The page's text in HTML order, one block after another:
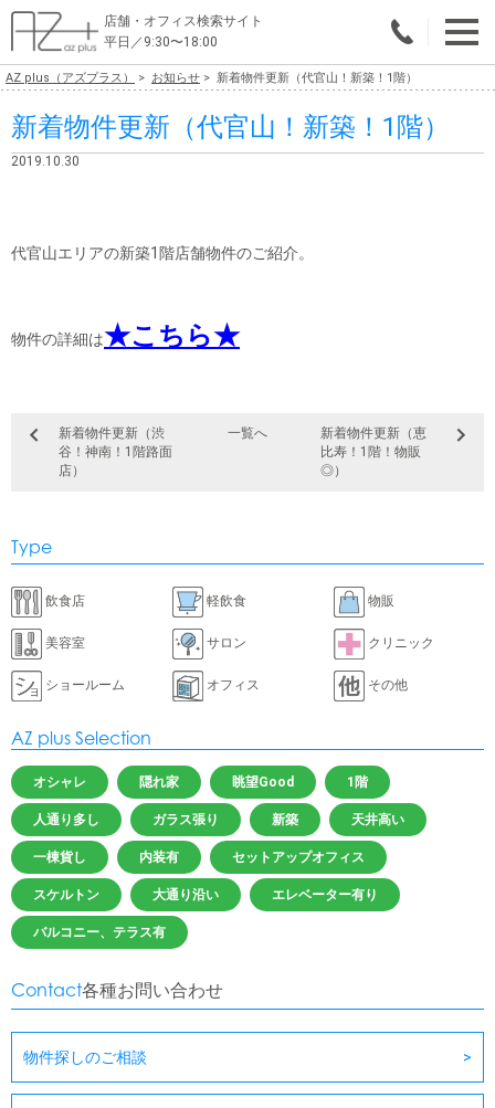
店舗・オフィス検索サイト
平日／9:30〜18:00
物件総合検索
エリアで探す
こだわりで探す
テナントビルオーナー様へ
店舗・オフィスの内装会社を探す
AZ plus（アズプラス） お知らせ 新着物件更新（代官山！新築！1階）
新着物件更新（代官山！新築！1階）
2019.10.30
代官山エリアの新築1階店舗物件のご紹介。
物件の詳細は★こちら★
新着物件更新（渋
谷！神南！1階路面
店）
一覧へ
新着物件更新（恵
比寿！1階！物販
◎）
Type
飲食店 軽飲食 物販
美容室 サロン クリニック
ショールーム オフィス その他
AZ plus Selection
オシャレ 隠れ家 眺望Good 1階
人通り多し ガラス張り 新築 天井高い
一棟貨し 内装有 セットアップオフィス
スケルトン 大通り沿い エレベーター有り
バルコニー、テラス有
Contact各種お問い合わせ
物件探しのご相談